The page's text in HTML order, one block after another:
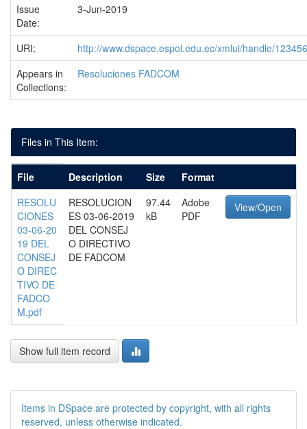
Issue
Date:
3-Jun-2019
URI:
http://www.dspace.espol.edu.ec/xmlui/handle/
Appears in
Collections:
Resoluciones FADCOM
Files in This Item:
File Description Size
Format
RESOLU
CIONES
03-06-20
19 DEL
CONSEJ
O DIREC
TIVO DE
FADCO
M.pdf
RESOLUCION
ES 03-06-2019
DEL CONSEJ
O DIRECTIVO
DE FADCOM
97.44
kB
Adobe
PDF
View/Open
Show full item record
Items in DSpace are protected by copyright, with all rights
reserved, unless otherwise indicated.